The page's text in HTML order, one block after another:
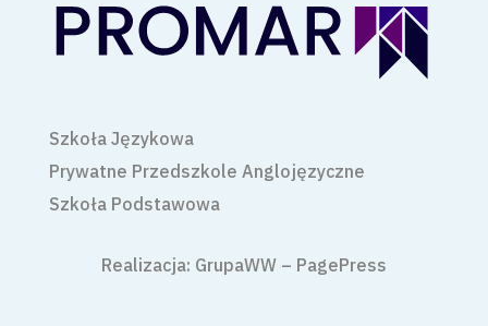
Szkoła Językowa
Prywatne Przedszkole Anglojęzyczne
Szkoła Podstawowa
Realizacja: GrupaWW– PagePress